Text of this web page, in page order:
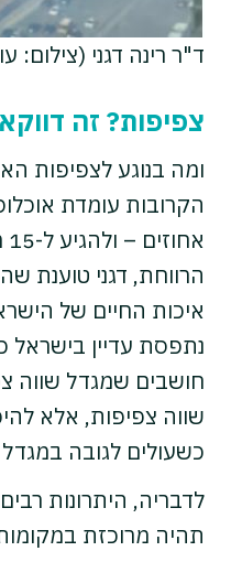
ד"ר רינה דגני (צילום:
צפיפות? זה
הרווחת, דגני טוענת
איכות החיים של
נתפסת עדיין בישראל
חושבים שמגדל שווה
שווה צפיפות, אלא
כשעולים לגובה
לדבריה, היתרונות
תהיה מרוכזת במקומות